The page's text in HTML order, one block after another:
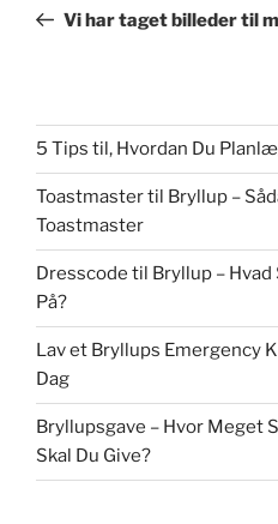
indlægVi har taget billeder til
5 Tips til, Hvordan Du
Toastmaster til Bryllup –
Toastmaster
Dresscode til Bryllup –
På?
Lav et Bryllups Emergency
Dag
Bryllupsgave – Hvor Meget
Skal Du Give?